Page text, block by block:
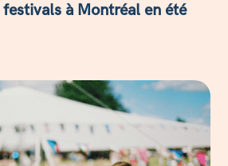
festivals à Montréal en été